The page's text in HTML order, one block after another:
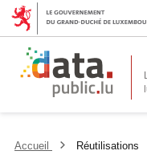
Accueil Réutilisations